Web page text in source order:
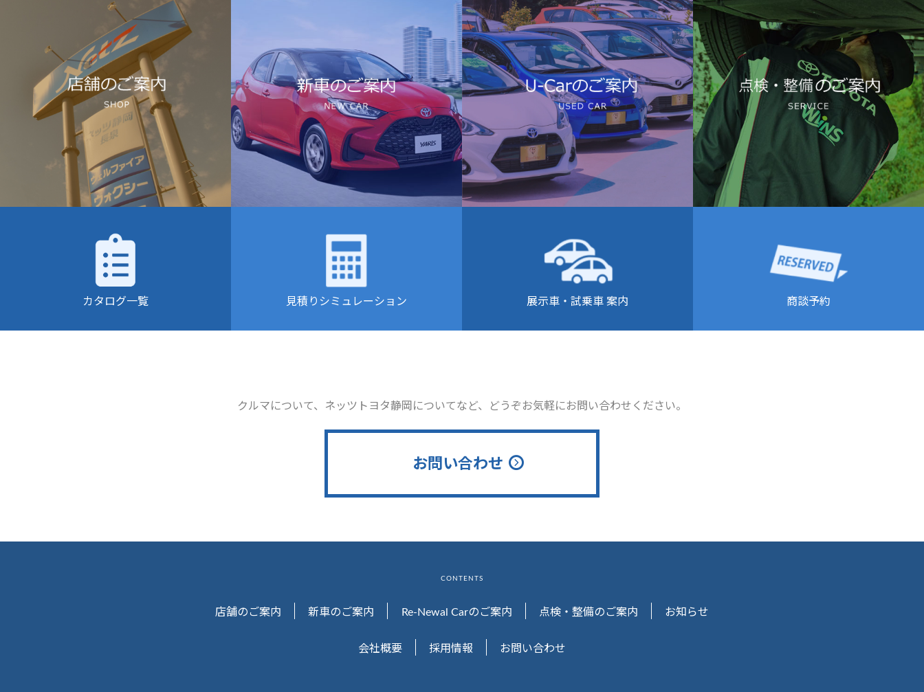
カタログ一覧 見積りシミュレーション 展示車・試乗車 案内 商談予約
クルマについて、ネッツトヨタ静岡についてなど、どうぞお気軽にお問い合わせください。
お問い合わせ
CONTENTS
店舗のご案内 新車のご案内 Re-Newal Carのご案内 点検・整備のご案内 お知らせ
会社概要 採用情報 お問い合わせ